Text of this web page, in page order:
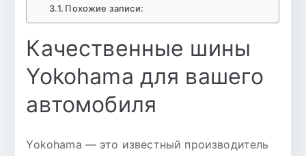
Похожие записи:
Качественные шины
Yokohama для вашего
автомобиля
Yokohama — это известный производитель